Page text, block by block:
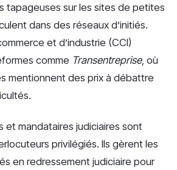
tapageuses sur les sites de petites
dans des réseaux d’initiés.
et d’industrie (CCI)
comme Transentreprise, où
mentionnent des prix à débattre
et mandataires judiciaires sont
privilégiés. Ils gèrent les
en redressement judiciaire pour